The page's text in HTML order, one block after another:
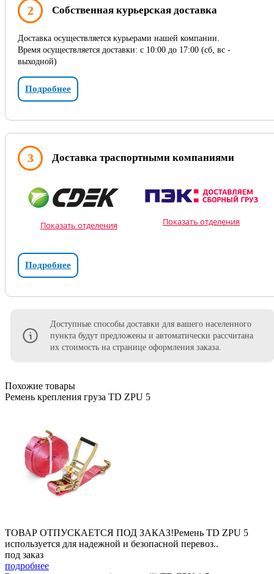
2 Собственная курьерская доставка
Доставка осуществляется курьерами нашей компании.
Время осуществляется доставки: с 10:00 до 17:00 (сб, вс -
выходной)
Подробнее
3 Доставка траспортными компаниями
Показать отделения Показать отделения
Подробнее
Доступные способы доставки для вашего населенного
пункта будут предложены и автоматически рассчитана
их стоимость на странице оформления заказа.
Похожие товары
Ремень крепления груза TD ZPU 5
ТОВАР ОТПУСКАЕТСЯ ПОД ЗАКАЗ!Ремень TD ZPU 5
используется для надежной и безопасной перевоз..
под заказ
подробнее